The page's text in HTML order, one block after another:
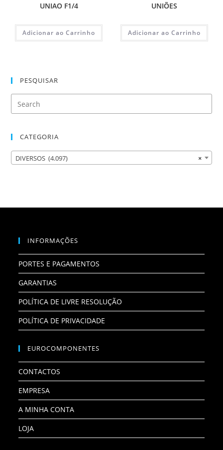
UNIAO F1/4
Adicionar ao Carrinho
UNIÕES
Adicionar ao Carrinho
PESQUISAR
CATEGORIA
×
DIVERSOS (4.097)
INFORMAÇÕES
PORTES E PAGAMENTOS
GARANTIAS
POLÍTICA DE LIVRE RESOLUÇÃO
POLÍTICA DE PRIVACIDADE
EUROCOMPONENTES
CONTACTOS
EMPRESA
A MINHA CONTA
LOJA